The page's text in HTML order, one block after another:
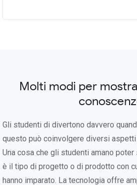
Molti modi per
Gli studenti di divertono davvero
questo può coinvolgere diversi
Una cosa che gli studenti amano
è il tipo di progetto o di prodotto con
hanno imparato. La tecnologia offre